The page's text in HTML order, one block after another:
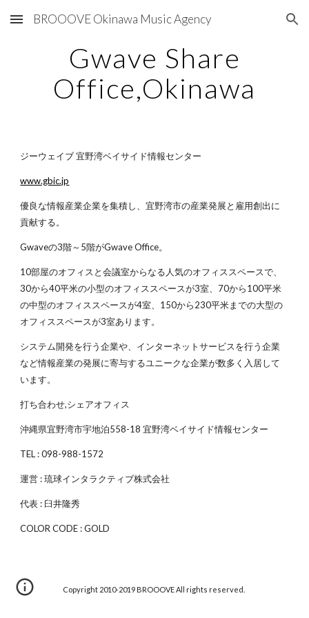
Skip to main content Skip to navigation
BROOOVE Okinawa Music Agency
Gwave Share
Office,Okinawa
ジーウェイブ 宜野湾ベイサイド情報センター
www.gbic.jp
優良な情報産業企業を集積し、宜野湾市の産業発展と雇用創出に
貢献する。
Gwaveの3階～5階がGwave Office。
10部屋のオフィスと会議室からなる人気のオフィススペースで、
30から40平米の小型のオフィススペースが3室、70から100平米
の中型のオフィススペースが4室、150から230平米までの大型の
オフィススペースが3室あります。
システム開発を行う企業や、インターネットサービスを行う企業
など情報産業の発展に寄与するユニークな企業が数多く入居して
います。
打ち合わせ,シェアオフィス
沖縄県宜野湾市宇地泊558-18 宜野湾ベイサイド情報センター
TEL : 098-988-1572
運営 : 琉球インタラクティブ株式会社
代表 : 臼井隆秀
COLOR CODE : GOLD
Copyright 2010-2019 BROOOVE All rights reserved.